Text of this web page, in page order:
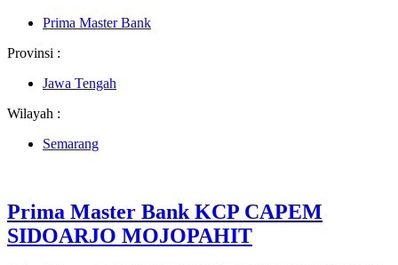
Prima Master Bank
Provinsi :
Jawa Tengah
Wilayah :
Semarang
Prima Master Bank KCP CAPEM
SIDOARJO MOJOPAHIT